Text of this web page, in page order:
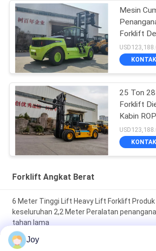
Mesin
Forklift
Fork
KONTAK
25 Ton
Forklift
Kabin
KONTAK
Forklift Angkat Berat
6 Meter Tinggi Lift Heavy Lift Forklift Produk
keseluruhan 2,2 Meter Peralatan
tahan lama
Tipe Kotak Forklift Kontra Keseimbangan
Joy